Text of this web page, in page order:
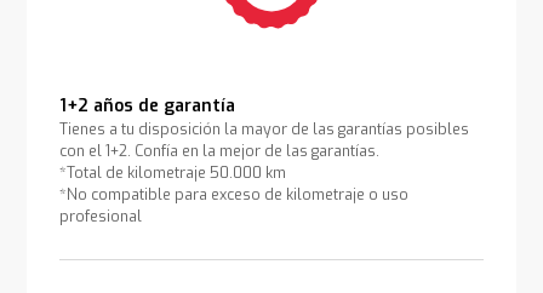
1+2 años de garantía
Tienes a tu disposición la mayor de las garantías posibles
con el 1+2. Confía en la mejor de las garantías.
*Total de kilometraje 50.000 km
*No compatible para exceso de kilometraje o uso
profesional